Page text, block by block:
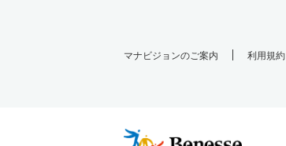
マナビジョンのご案内 利用規約